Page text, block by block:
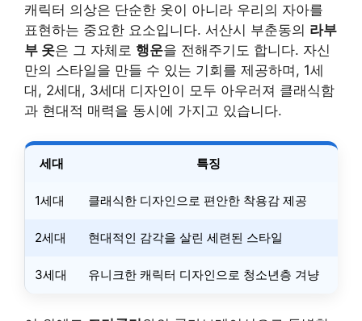
캐릭터 의상은 단순한 옷이 아니라 우리의 자아를
표현하는 중요한 요소입니다. 서산시 부춘동의 라부
부 옷은 그 자체로 행운을 전해주기도 합니다. 자신
만의 스타일을 만들 수 있는 기회를 제공하며, 1세
대, 2세대, 3세대 디자인이 모두 아우러져 클래식함
과 현대적 매력을 동시에 가지고 있습니다.
세대 특징
1세대 클래식한 디자인으로 편안한 착용감 제공
2세대 현대적인 감각을 살린 세련된 스타일
3세대 유니크한 캐릭터 디자인으로 청소년층 겨냥